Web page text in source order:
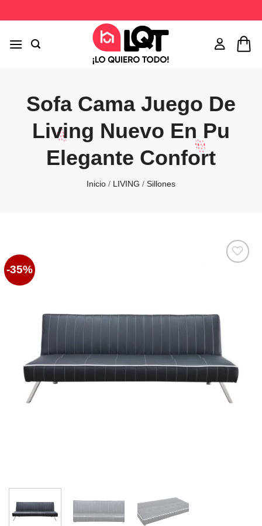
al
Sofa Cama Juego De
Living Nuevo En Pu
Elegante Confort
Inicio / LIVING / Sillones
-35%